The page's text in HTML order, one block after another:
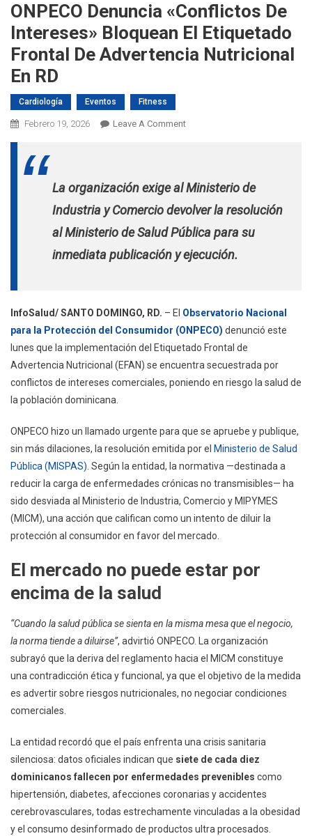
ONPECO Denuncia «conflictos De
Intereses» Bloquean El Etiquetado
Frontal De Advertencia Nutricional
En RD
Cardiología Eventos Fitness
Febrero 19, 2026 Leave A CommentOn
De
Intereses»
El
Etiquetado
Nutricional
En
RD
La organización exige al Ministerio de
Industria y Comercio devolver la resolución
al Ministerio de Salud Pública para su
inmediata publicación y ejecución.
InfoSalud/ SANTO DOMINGO, RD. – El Observatorio Nacional
para la Protección del Consumidor (ONPECO) denunció este
lunes que la implementación del Etiquetado Frontal de
Advertencia Nutricional (EFAN) se encuentra secuestrada por
conflictos de intereses comerciales, poniendo en riesgo la salud de
la población dominicana.
ONPECO hizo un llamado urgente para que se apruebe y publique,
sin más dilaciones, la resolución emitida por el Ministerio de Salud
Pública (MISPAS) . Según la entidad, la normativa —destinada a
reducir la carga de enfermedades crónicas no transmisibles— ha
sido desviada al Ministerio de Industria, Comercio y MIPYMES
(MICM), una acción que califican como un intento de diluir la
protección al consumidor en favor del mercado.
El mercado no puede estar por
encima de la salud
“Cuando la salud pública se sienta en la misma mesa que el negocio,
la norma tiende a diluirse”, advirtió ONPECO. La organización
subrayó que la deriva del reglamento hacia el MICM constituye
una contradicción ética y funcional, ya que el objetivo de la medida
es advertir sobre riesgos nutricionales, no negociar condiciones
comerciales.
La entidad recordó que el país enfrenta una crisis sanitaria
silenciosa: datos oficiales indican que siete de cada diez
dominicanos fallecen por enfermedades prevenibles como
hipertensión, diabetes, afecciones coronarias y accidentes
cerebrovasculares, todas estrechamente vinculadas a la obesidad
y el consumo desinformado de productos ultra procesados.